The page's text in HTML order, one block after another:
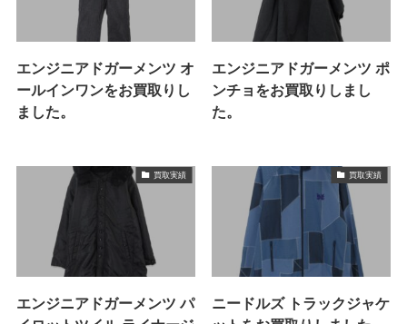
エンジニアドガーメンツ オ
ールインワンをお買取りし
ました。
エンジニアドガーメンツ ポ
ンチョをお買取りしまし
た。
買取実績
エンジニアドガーメンツ パ
買取実績
ニードルズ トラックジャケ